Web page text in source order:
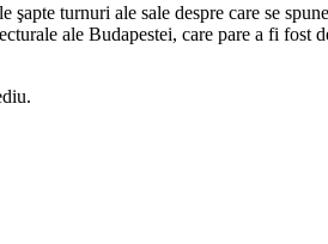
şapte turnuri ale sale despre care se
ale Budapestei, care pare a fi fost